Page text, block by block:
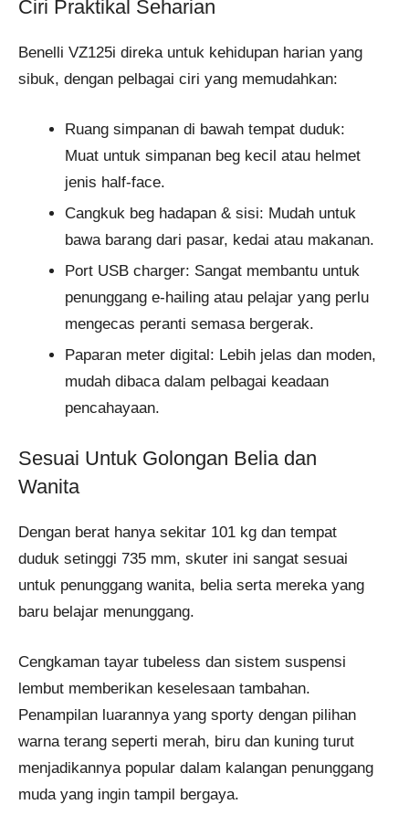
Ciri Praktikal Seharian
Benelli VZ125i direka untuk kehidupan harian yang
sibuk, dengan pelbagai ciri yang memudahkan:
Ruang simpanan di bawah tempat duduk:
Muat untuk simpanan beg kecil atau helmet
jenis half-face.
Cangkuk beg hadapan & sisi: Mudah untuk
bawa barang dari pasar, kedai atau makanan.
Port USB charger: Sangat membantu untuk
penunggang e-hailing atau pelajar yang perlu
mengecas peranti semasa bergerak.
Paparan meter digital: Lebih jelas dan moden,
mudah dibaca dalam pelbagai keadaan
pencahayaan.
Sesuai Untuk Golongan Belia dan
Wanita
Dengan berat hanya sekitar 101 kg dan tempat
duduk setinggi 735 mm, skuter ini sangat sesuai
untuk penunggang wanita, belia serta mereka yang
baru belajar menunggang.
Cengkaman tayar tubeless dan sistem suspensi
lembut memberikan keselesaan tambahan.
Penampilan luarannya yang sporty dengan pilihan
warna terang seperti merah, biru dan kuning turut
menjadikannya popular dalam kalangan penunggang
muda yang ingin tampil bergaya.